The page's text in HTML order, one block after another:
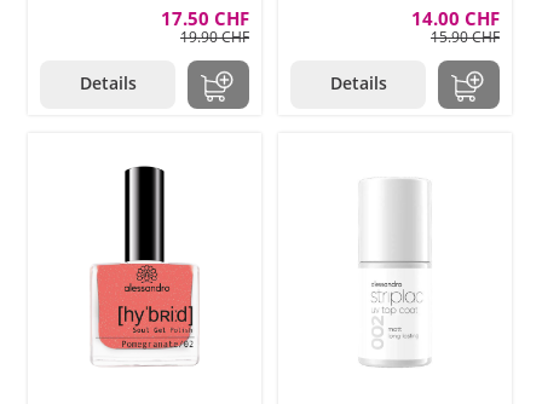
17.50 CHF
19.90 CHF
Details
14.00 CHF
15.90 CHF
Details